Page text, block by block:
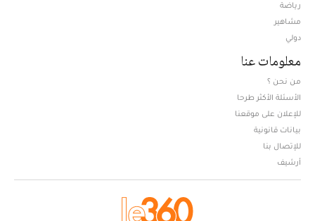
رياضة
مشاهير
دولي
معلومات عنا
من نحن ؟
الأسئلة الأكثر طرحا
للإعلان على موقعنا
بيانات قانونية
للإتصال بنا
أرشيف